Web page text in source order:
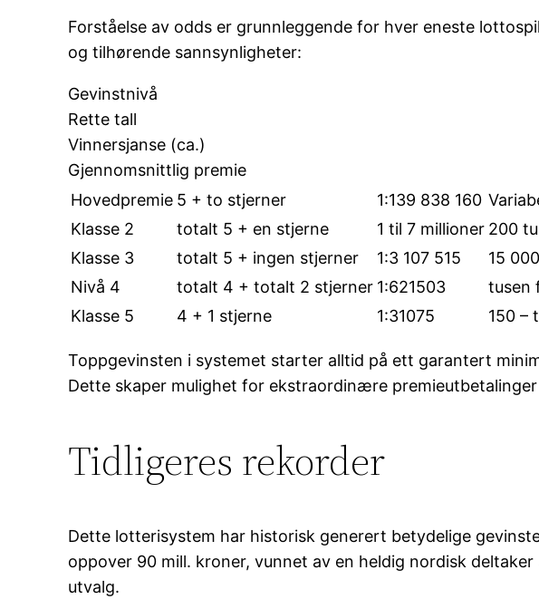
Forståelse av odds er grunnleggende for hver eneste
og tilhørende sannsynligheter:
Gevinstnivå
Rette tall
Vinnersjanse (ca.)
Gjennomsnittlig premie
Hovedpremie 5 + to stjerner 1:139 838 160
Klasse 2
totalt 5 + en stjerne 1 til 7 millioner 200
Klasse 3
totalt 5 + ingen stjerner 1:3 107 515
15
Nivå 4
totalt 4 + totalt 2 stjerner 1:621503
tusen
Klasse 5
4 + 1 stjerne 1:31075 150 –
Toppgevinsten i systemet starter alltid på ett garantert
Dette skaper mulighet for ekstraordinære
Tidligeres rekorder
Dette lotterisystem har historisk generert betydelige
oppover 90 mill. kroner, vunnet av en heldig nordisk
utvalg.